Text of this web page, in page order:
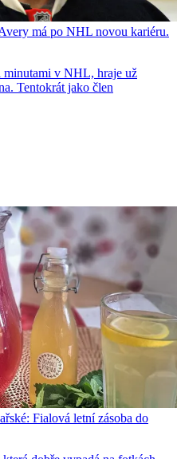
má po NHL novou kariéru.
minutami v NHL, hraje už
Tentokrát jako člen
Fialová letní zásoba do